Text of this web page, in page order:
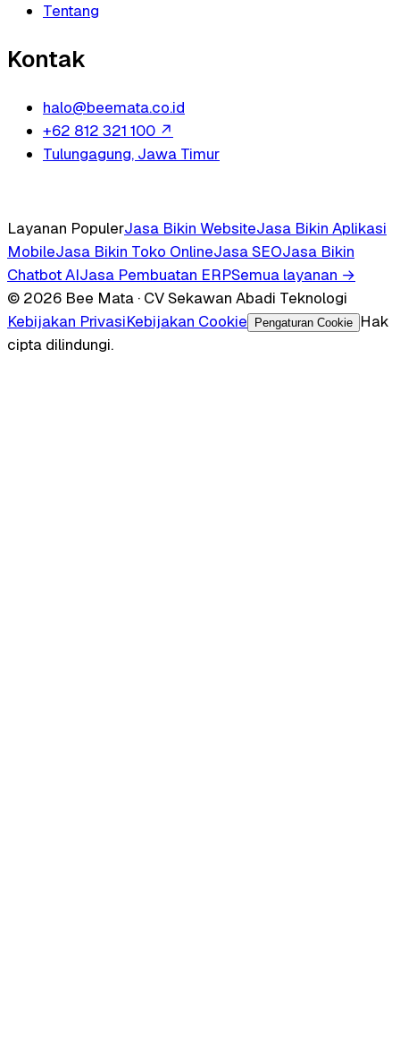
Tentang
Kontak
halo@beemata.co.id
+62 812 321 100 ↗
Tulungagung, Jawa Timur
Layanan PopulerJasa Bikin WebsiteJasa Bikin Aplikasi
MobileJasa Bikin Toko OnlineJasa SEOJasa Bikin
Chatbot AIJasa Pembuatan ERPSemua layanan →
© 2026 Bee Mata · CV Sekawan Abadi Teknologi
Kebijakan PrivasiKebijakan Cookie Pengaturan Cookie
Hak
cipta dilindungi.